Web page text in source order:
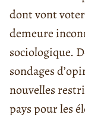
dont vont voter
demeure
sociologique.
sondages
nouvelles
pays pour les